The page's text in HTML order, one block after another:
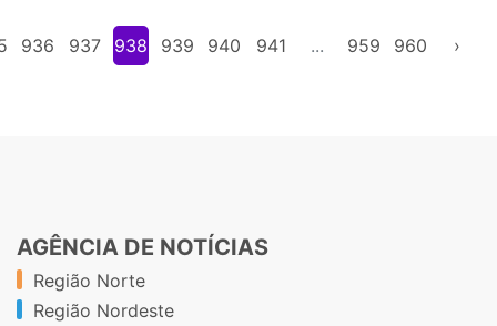
936 937 938 939 940 941 ... 959 960 ›
AGÊNCIA DE NOTÍCIAS
Região Norte
Região Nordeste